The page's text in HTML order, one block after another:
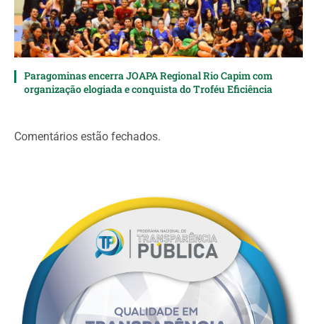
Paragominas encerra JOAPA Regional Rio Capim com
organização elogiada e conquista do Troféu Eficiência
Comentários estão fechados.